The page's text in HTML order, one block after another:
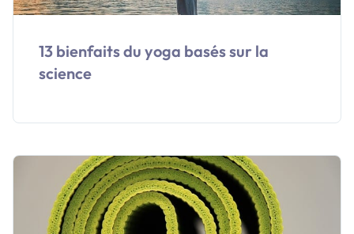
13 bienfaits du yoga basés sur la
science